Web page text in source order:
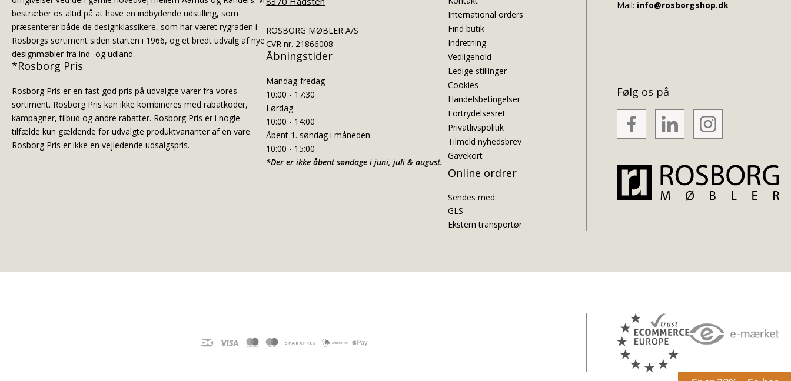
bestræber os altid på at have en indbydende udstilling, som
præsenterer både de designklassikere, som har været rygraden i
Rosborgs sortiment siden starten i 1966, og et bredt udvalg af nye
designmøbler fra ind- og udland.
*Rosborg Pris
Rosborg Pris er en fast god pris på udvalgte varer fra vores
sortiment. Rosborg Pris kan ikke kombineres med rabatkoder,
kampagner, tilbud og andre rabatter. Rosborg Pris er i nogle
tilfælde kun gældende for udvalgte produktvarianter af en vare.
Rosborg Pris er ikke en vejledende udsalgspris.
ROSBORG MØBLER A/S
CVR nr. 21866008
Åbningstider
Mandag-fredag
10:00 - 17:30
Lørdag
10:00 - 14:00
Åbent 1. søndag i måneden
10:00 - 15:00
*Der er ikke åbent søndage i juni, juli & august.
International orders
Find butik
Indretning
Vedligehold
Ledige stillinger
Cookies
Handelsbetingelser
Fortrydelsesret
Privatlivspolitik
Tilmeld nyhedsbrev
Gavekort
Online ordrer
Sendes med:
GLS
Ekstern transportør
Mail: info@rosborgshop.dk
Følg os på